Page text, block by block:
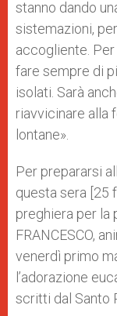
stanno dando
sistemazioni,
accogliente.
fare sempre di
isolati. Sarà
riavvicinare alla
lontane».
Per prepararsi
questa sera [25
preghiera per la
FRANCESCO,
venerdì primo
l’adorazione
scritti dal Santo